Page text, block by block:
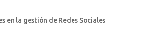
en la gestión de Redes Sociales